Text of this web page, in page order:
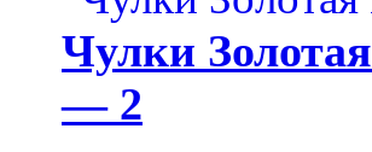
Чулки
— 2